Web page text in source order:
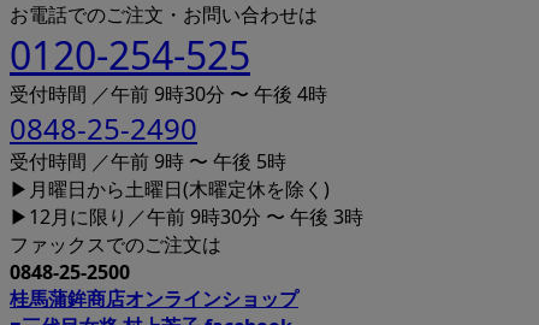
お電話でのご注文・お問い合わせは
0120-254-525
受付時間 ／午前 9時30分 〜 午後 4時
0848-25-2490
受付時間 ／午前 9時 〜 午後 5時
▶月曜日から土曜日(木曜定休を除く)
▶12月に限り／午前 9時30分 〜 午後 3時
ファックスでのご注文は
0848-25-2500
桂馬蒲鉾商店オンラインショップ